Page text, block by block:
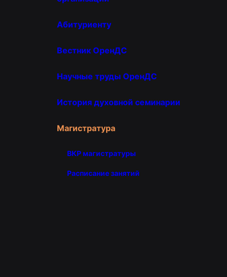
Абитуриенту
Вестник ОренДС
Научные труды ОренДС
История духовной семинарии
Магистратура
ВКР магистратуры
Расписание занятий